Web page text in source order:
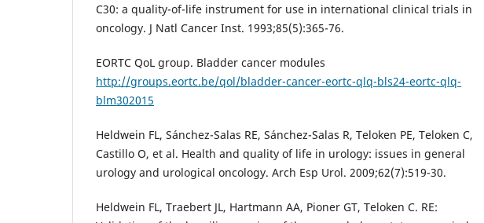
C30: a quality-of-life instrument for use in international clinical trials in
oncology. J Natl Cancer Inst. 1993;85(5):365-76.
EORTC QoL group. Bladder cancer modules
http://groups.eortc.be/qol/bladder-cancer-eortc-qlq-bls24-eortc-qlq-
blm302015
Heldwein FL, Sánchez-Salas RE, Sánchez-Salas R, Teloken PE, Teloken C,
Castillo O, et al. Health and quality of life in urology: issues in general
urology and urological oncology. Arch Esp Urol. 2009;62(7):519-30.
Heldwein FL, Traebert JL, Hartmann AA, Pioner GT, Teloken C. RE: